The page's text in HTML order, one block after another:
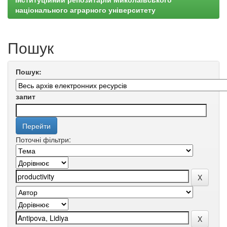
національного аграрного університету
Пошук
Пошук:
запит
Поточні фільтри: